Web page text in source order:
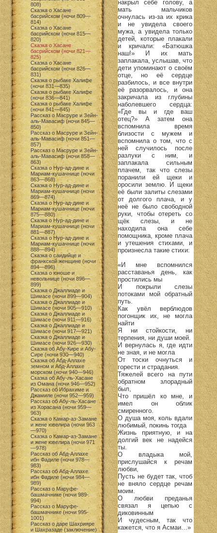
808)
Сказка о Хасане
басрийском (ночи 809—
814)
Сказка о Хасане
басрийском (ночи 815—
820)
Сказка о Хасане
басрийском (ночи 821—
825)
Сказка о Хасане
басрийском (ночи 826—
831)
Сказка о рыбаке Халифе
(ночи 831—835)
Сказка о рыбаке Халифе
(ночи 836—841)
Сказка о рыбаке Халифе
(ночи 841—845)
Рассказ о Масруре и Зейн-
аль-Мавасиф (ночи 845—
850)
Рассказ о Масруре и Зейн-
аль-Мавасиф (ночи 851—
857)
Рассказ о Масруре и Зейн-
аль-Мавасиф (ночи 858—
863)
Сказка о Нур-ад-дине и
Мариам-кушачнице (ночи
863—868)
Сказка о Нур-ад-дине и
Мариам-кушачнице (ночи
869—874)
Сказка о Нур-ад-дине и
Мариам-кушачнице (ночи
875—880)
Сказка о Нур-ад-дине и
Мариам-кушачнице (ночи
881—887)
Сказка о Нур-ад-дине и
Мариам-кушачнице (ночи
888—894)
Сказка о саидийце и
франкской женщине (ночи
894—896)
Сказка о юноше и
невольнице (ночи 896—
899)
Сказка о Джаллиаде и
Шимасе (ночи 899—904)
Сказка о Джаллиаде и
Шимасе (ночи 905—910)
Сказка о Джаллиаде и
Шимасе (ночи 911—916)
Сказка о Джаллиаде и
Шимасе (ночи 917—921)
Сказка о Джаллиаде и
Шимасе (ночи 926—930)
Сказка об Абу-Кире и Абу-
Сире (ночи 930—940)
Сказка об Абд-Аллахе
земном и Абд-Аллахе
морском (ночи 940—946)
Сказка об Абу-ль-Хасане
из Омана (ночи 946—952)
Рассказ об Ибрахиме и
Джамиле (ночи 952—959)
Рассказ об Абу-ль-Хасане
из Хорасана (ночи 959—
963)
Сказка о Камар-аз-Замане
и жене ювелира (ночи 963
—970)
Сказка о Камар-аз-Замане
и жене ювелира (ночи 971
—978)
Рассказ об Абд-Аллахе
ибн Фадиле (ночи 978—
983)
Рассказ об Абд-Аллахе
ибн Фадиле (ночи 984—
989)
Рассказ о Маруфе-
башмачнике (ночи 989-
994)
Рассказ о Маруфе-
башмачнике (ночи 995-
1001)
Рассказ о даре Шахрияре
и Шахразаде (заключение)
накрыл себе голову, а
мать мальчиков
очнулась из-за их крика
и не увидела своего
мужа, а увидела только
детей, которые плакали
и кричали: «Батюшка
наш!» И их мать
заплакала, услышав, что
дети упоминают о своём
отце, но её сердце
разбилось, и все внутри
её разорвалось, и она
закричала из глубины
наболевшего сердца:
«Где вы и где ваш
отец?» А затем она
вспомнила время
близости с мужем и
вспомнила о том, что с
ней случилось после
разлуки с ним, и
заплакала сильным
плачем, так что слезы
поранили ей щеки и
оросили землю. И щеки
её были залиты слезами
от долгого плача, и у
неё не было свободной
руки, чтобы отереть со
щёк слезы, и не
находила она себе
помощника, кроме плача
и утешения стихами, и
произнесла такие стихи:
«И мне вспомнился
расставанья день, как
простились мы
И покрыли слезы
потоками мой обратный
путь.
Как увёл верблюдов
погонщик их, не могла
найти
Я ни стойкости, ни
терпения, ни души моей.
И вернулась я, где идти
не зная, и не могла
От тоски очнуться и
горести и страдания.
Тяжелей всего на пути
обратном злорадный
был,
Что пришёл ко мне, и
имел он облик
смиренного.
О душа моя, коль вдали
любимый, покинь тогда
Жизнь приятную, и на
долгий век не надейся
ты.
О владыка мой,
прислушайся к речам
любви,
Пусть не будет так, чтоб
не вняло сердце речам
моим.
О любви преданья
связал я цепью с
диковинным
И чудесным, так что
кажется, что я Асмаи…»